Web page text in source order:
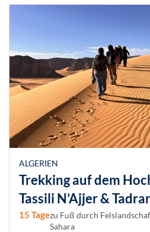
ALGERIEN
Trekking auf dem
Tassili N’Ajjer &
15 Tagezu Fuß durch
Sahara